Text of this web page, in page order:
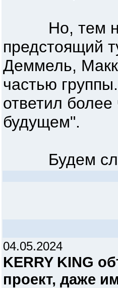
Но, тем не
предстоящий
Деммель,
частью
ответил
будущем".
Будем
04.05.2024
KERRY KING
проект, даже